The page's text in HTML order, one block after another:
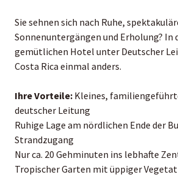
Sie sehnen sich nach Ruhe,
Sonnenuntergängen und Erholung? In
gemütlichen Hotel unter Deutscher
Costa Rica einmal anders.
Ihre Vorteile: Kleines,
deutscher Leitung
Ruhige Lage am nördlichen Ende der
Strandzugang
Nur ca. 20 Gehminuten ins lebhafte
Tropischer Garten mit üppiger